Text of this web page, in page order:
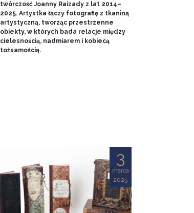
twórczość Joanny Raizady z lat 2014–
2025. Artystka łączy fotografię z tkaniną
artystyczną, tworząc przestrzenne
obiekty, w których bada relacje między
cielesnością, nadmiarem i kobiecą
tożsamością.
3
marca
2025